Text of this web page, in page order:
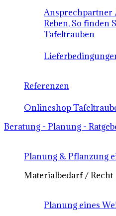
Ansprechpartner
Reben, So finden
Tafeltrauben
Referenzen
Onlineshop
Beratung - Planung -
Planung & Pflanzung
Materialbedarf / Recht
Planung eines